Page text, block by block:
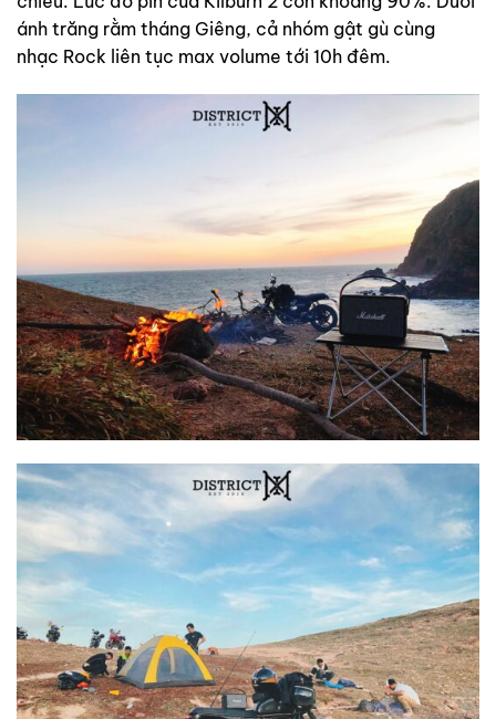
ánh trăng rằm tháng Giêng, cả nhóm gật gù cùng
nhạc Rock liên tục max volume tới 10h đêm.